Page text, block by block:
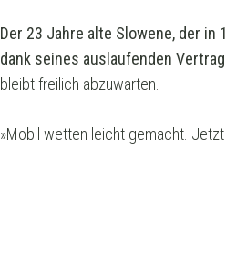
Der 23 Jahre alte Slowene, der
dank seines auslaufenden
bleibt freilich abzuwarten.
»Mobil wetten leicht gemacht.